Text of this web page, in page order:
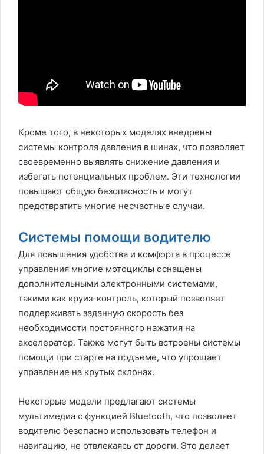
Кроме того, в некоторых моделях внедрены
системы контроля давления в шинах, что позволяет
своевременно выявлять снижение давления и
избегать потенциальных проблем. Эти технологии
повышают общую безопасность и могут
предотвратить многие несчастные случаи.
Системы помощи водителю
Для повышения удобства и комфорта в процессе
управления многие мотоциклы оснащены
дополнительными электронными системами,
такими как круиз-контроль, который позволяет
поддерживать заданную скорость без
необходимости постоянного нажатия на
акселератор. Также могут быть встроены системы
помощи при старте на подъеме, что упрощает
управление на крутых склонах.
Некоторые модели предлагают системы
мультимедиа с функцией Bluetooth, что позволяет
водителю безопасно использовать телефон и
навигацию, не отвлекаясь от дороги. Это делает